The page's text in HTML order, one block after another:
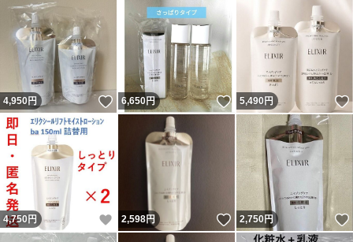
4,950円 いいね！
6,650円 いいね！
5,490円
4,750 円 いいね！
2,598円 いいね！
2,750円